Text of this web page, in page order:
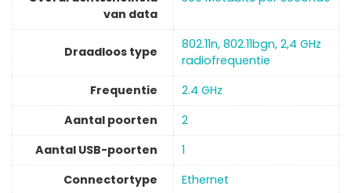
van data
Draadloos type
‎802.11n, 802.11bgn, 2,4 GHz
radiofrequentie
Frequentie
‎2.4 GHz
Aantal poorten
‎2
Aantal USB-poorten
‎1
Connectortype
‎Ethernet